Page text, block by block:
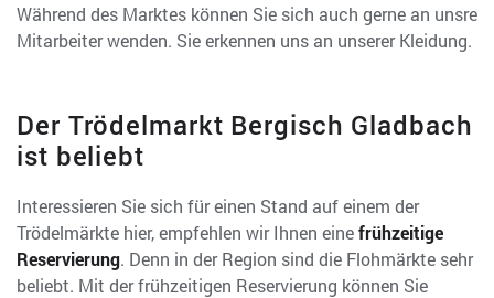
Während des Marktes können Sie sich auch gerne an unsre
Mitarbeiter wenden. Sie erkennen uns an unserer Kleidung.
Der Trödelmarkt Bergisch Gladbach
ist beliebt
Interessieren Sie sich für einen Stand auf einem der
Trödelmärkte hier, empfehlen wir Ihnen einefrühzeitige
Reservierung. Denn in der Region sind die Flohmärkte sehr
beliebt. Mit der frühzeitigen Reservierung können Sie